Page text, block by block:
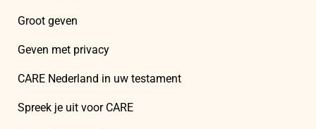
Groot geven
Geven met privacy
CARE Nederland in uw testament
Spreek je uit voor CARE